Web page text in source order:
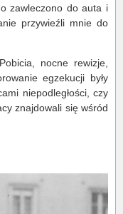
zawleczono do auta i
przywieźli mnie do
nocne rewizje,
egzekucji były
niepodległości, czy
znajdowali się wśród